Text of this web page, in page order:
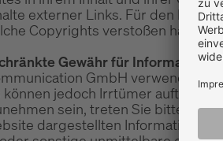
externer Links. Für den
Copyrights verstoßen haben,
Gewähr für Informationen
GmbH verwendet
können jedoch Irrtümer
sein, treten Sie bitte mit
dargestellten Informationen